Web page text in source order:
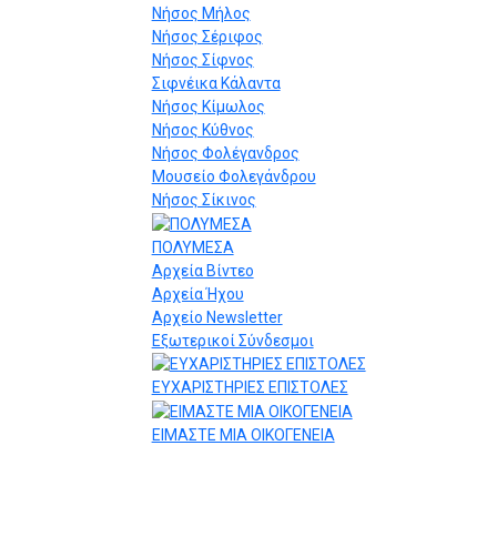
Νήσος Μήλος
Νήσος Σέριφος
Νήσος Σίφνος
Σιφνέικα Κάλαντα
Νήσος Κίμωλος
Νήσος Κύθνος
Νήσος Φολέγανδρος
Μουσείο Φολεγάνδρου
Νήσος Σίκινος
ΠΟΛΥΜΕΣΑ
Αρχεία Βίντεο
Αρχεία Ήχου
Αρχείο Newsletter
Εξωτερικοί Σύνδεσμοι
ΕΥΧΑΡΙΣΤΗΡΙΕΣ ΕΠΙΣΤΟΛΕΣ
ΕΙΜΑΣΤΕ ΜΙΑ ΟΙΚΟΓΕΝΕΙΑ